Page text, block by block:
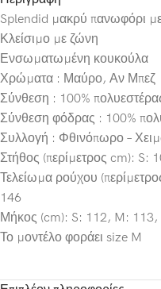
Splendid μακρύ πανωφόρι
Κλείσιμο με ζώνη
Ενσωματωμένη κουκούλα
Χρώματα : Μαύρο, Αν Μπεζ
Σύνθεση : 100%
Σύνθεση φόδρας : 100%
Συλλογή : Φθινόπωρο –
Στήθος (περίμετρος cm):
Τελείωμα ρούχου
146
Μήκος (cm): S: 112, M:
Το μοντέλο φοράει size M